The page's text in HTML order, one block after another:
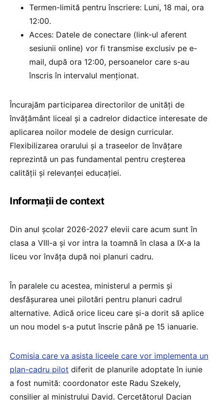
Termen-limită pentru înscriere: Luni, 18 mai, ora
12:00.
Acces: Datele de conectare (link-ul aferent
sesiunii online) vor fi transmise exclusiv pe e-
mail, după ora 12:00, persoanelor care s-au
înscris în intervalul menționat.
Încurajăm participarea directorilor de unități de
învățământ liceal și a cadrelor didactice interesate de
aplicarea noilor modele de design curricular.
Flexibilizarea orarului și a traseelor de învățare
reprezintă un pas fundamental pentru creșterea
calității și relevanței educației.
Informații de context
Din anul școlar 2026-2027 elevii care acum sunt în
clasa a VIII-a și vor intra la toamnă în clasa a IX-a la
liceu vor învăța după noi planuri cadru.
În paralele cu acestea, ministerul a permis și
desfășurarea unei pilotări pentru planuri cadrul
alternative. Adică orice liceu care și-a dorit să aplice
un nou model s-a putut înscrie până pe 15 ianuarie.
Comisia care va asista liceele care vor implementa un
plan-cadru pilot diferit de planurile adoptate în iunie
a fost numită: coordonator este Radu Szekely,
consilier al ministrului David. Cercetătorul Dacian